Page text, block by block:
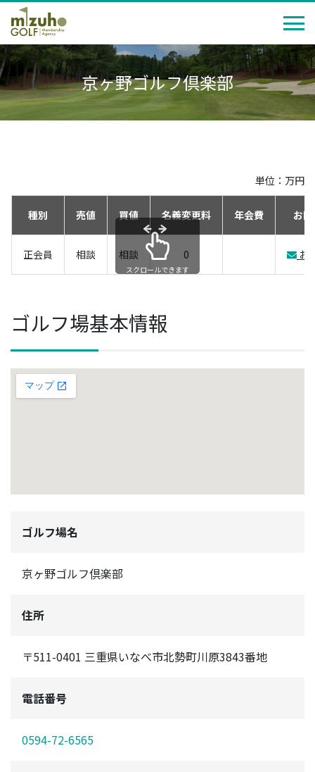
京ヶ野ゴルフ倶楽部
単位：万円
種別 売値 買値 名義変更料 年会費 お
正会員 相談 相談 0 お
スクロールできます
ゴルフ場基本情報
ゴルフ場名
京ヶ野ゴルフ倶楽部
住所
〒511-0401 三重県いなべ市北勢町川原3843番地
電話番号
0594-72-6565